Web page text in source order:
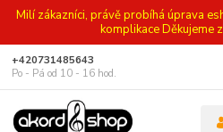
Milí zákazníci, právě probíhá úprava
komplikace Děkujeme
+420731485643
Po - Pá od 10 - 16 hod.